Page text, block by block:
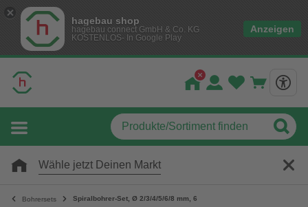
hagebau shop
hagebau connect GmbH & Co. KG
KOSTENLOS- In Google Play
Anzeigen
Wähle jetzt Deinen Markt
Bohrersets Spiralbohrer-Set, Ø 2/3/4/5/6/8 mm, 6